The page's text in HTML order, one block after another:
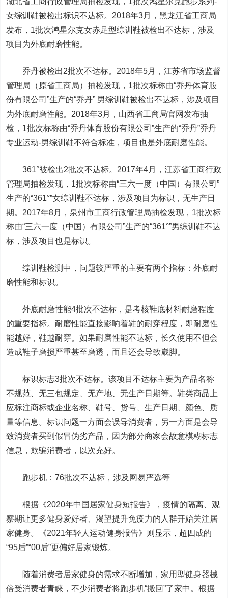
女综训鞋被检出标识不达标。2018年3月，黑龙江省工商局
发布，1批次鸿星尔克女赤足型综训鞋被检出不达标，涉及
项目为外底耐磨性能。
乔丹被检出2批次不达标。2018年5月，江苏省市场监督
管理局（原省工商局）抽检发现，1批次标称由“乔丹体育股
份有限公司”生产的“乔丹” 男综训鞋被检出不达标，涉及项目
为外底耐磨性能。2018年3月，山西省工商局官网发布抽
检，1批次标称由“乔丹体育股份有限公司”生产的“乔丹”乔丹
专业运动-男综训鞋不符合标准，项目也是外底耐磨性能。
361°被检出2批次不达标。2017年4月，江苏省工商行政
管理局抽检发现，1批次标称由“三六一度（中国）有限公司”
生产的“361°”女综训鞋不达标，涉及项目为标识，无生产日
期。2017年8月，泉州市工商行政管理局抽检发现，1批次标
称由“三六一度（中国）有限公司”生产的“361°”男综训鞋不达
标，涉及项目也是标识。
综训鞋检测中，问题较严重的主要有两个指标：外底耐
磨性能和标识。
外底耐磨性能4批次不达标，是考核鞋底材料耐磨程度
的重要指标。耐磨性能直接影响着鞋的耐穿程度，即耐磨性
能越好，鞋越耐穿。如果耐磨性能不达标，长久使用不但会
造成鞋子磨损严重甚至磨透，而且还会导致崴脚。
标识标志3批次不达标。该项目不达标主要为产品名称
不规范、无三包规定、无产地、无生产日期等。鞋类商品上
应标注商标或企业名称、鞋号、货号、生产日期、颜色、质
量等信息。标识问题一方面会误导消费者，另一方面是会导
致消费者买到假冒伪劣产品，因为部分商家会故意模糊标志
信息，欺骗消费者，以次充好。
跑步机：76批次不达标，涉及网易严选等
根据《2020年中国居家健身短报告》，疫情的隔离、观
察期让更多健身爱好者、渴望提升免疫力的人群开始关注居
家健身。《2021年轻人运动健身报告》则显示，超四成的
“95后”“00后”更偏好居家锻炼。
随着消费者居家健身的需求不断增加，家用型健身器械
倍受消费者青睐，不少消费者将跑步机“搬回”了家中。根据